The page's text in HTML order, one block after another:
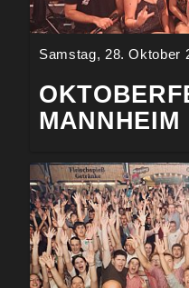
Samstag, 28. Oktober
MANNHEIM